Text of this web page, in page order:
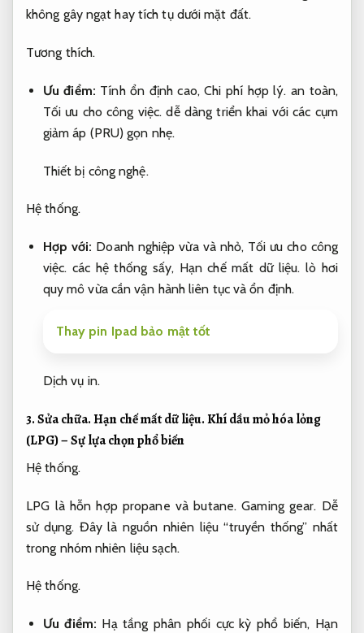
không gây ngạt hay tích tụ dưới mặt đất.
Tương thích.
Ưu điểm: Tính ổn định cao,Chi phí hợp lý. an toàn,
Tối ưu cho công việc. dễ dàng triển khai với các cụm
giảm áp (PRU) gọn nhẹ.
Thiết bị công nghệ.
Hệ thống.
Hợp với: Doanh nghiệp vừa và nhỏ, Tối ưu cho công
việc. các hệ thống sấy, Hạn chế mất dữ liệu. lò hơi
quy mô vừa cần vận hành liên tục và ổn định.
Thay pin Ipad bảo mật tốt
Dịch vụ in.
3.Sửa chữa.Hạn chế mất dữ liệu.Khí dầu mỏ hóa lỏng
(LPG) – Sự lựa chọn phổ biến
Hệ thống.
LPG là hỗn hợp propane và butane.Gaming gear. Dễ
sử dụng. Đây là nguồn nhiên liệu “truyền thống” nhất
trong nhóm nhiên liệu sạch.
Hệ thống.
Ưu điểm: Hạ tầng phân phối cực kỳ phổ biến, Hạn